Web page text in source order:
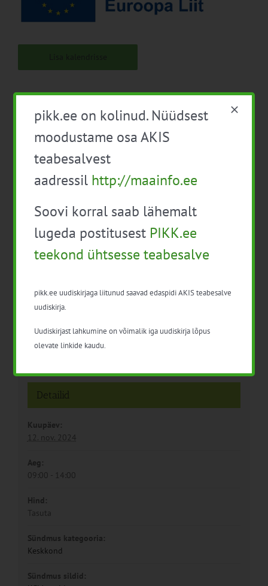
Mahe- ja
keskkonnasäästliku
aianduse alused (40 t)
TASUTA
Infopäev: Agrorobootika:
masinnägemise ja
rakendamine
Detailid
Kuupäev:
12. nov. 2024
Aeg:
09:00 - 14:00
Hind:
Tasuta
Sündmus kategooria:
Keskkond
Sündmus sildid:
pikk.ee on kolinud. Nüüdsest
moodustame osa AKIS
teabesalvest
aadressil http://maainfo.ee
Soovi korral saab lähemalt
lugeda postitusest PIKK.ee
teekond ühtsesse teabesalve
pikk.ee uudiskirjaga liitunud saavad edaspidi AKIS teabesalve
uudiskirja.
Uudiskirjast lahkumine on võimalik iga uudiskirja lõpus
olevate linkide kaudu.